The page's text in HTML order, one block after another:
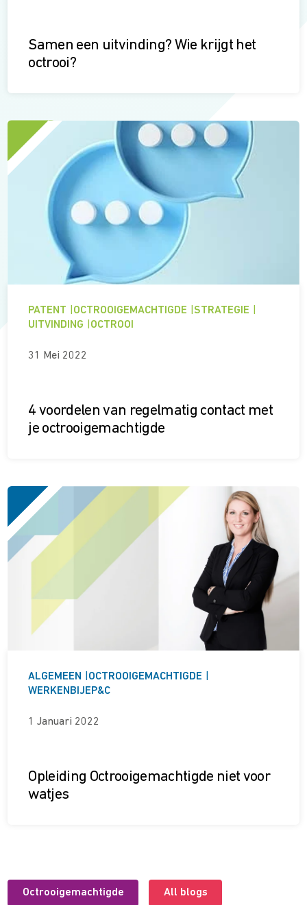
Samen een uitvinding? Wie krijgt het
octrooi?
PATENT OCTROOIGEMACHTIGDE STRATEGIE
UITVINDING
OCTROOI
31 Mei 2022
4 voordelen van regelmatig contact met
je octrooigemachtigde
ALGEMEEN OCTROOIGEMACHTIGDE
WERKENBIJEP&C
1 Januari 2022
Opleiding Octrooige­­mach­­tigde niet voor
watjes
All blogs
Octrooigemachtigde